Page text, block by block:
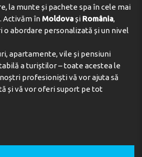
la munte și pachete spa în cele mai
Activăm în Moldovași România,
abordare personalizată și un nivel
apartamente, vile și pensiuni
a turiștilor – toate acestea le
profesioniști vă vor ajuta să
și vă vor oferi suport pe tot